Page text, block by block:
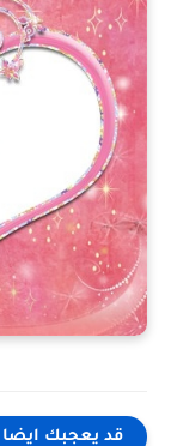
قد يعجبك ايضا